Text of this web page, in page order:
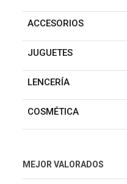
ACCESORIOS
JUGUETES
LENCERÍA
COSMÉTICA
MEJOR VALORADOS